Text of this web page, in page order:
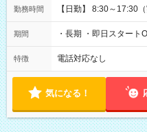
勤務時間 【日勤】 8:30～17:30
期間 ・長期 ・即日スタート
特徴 電話対応なし
気になる！